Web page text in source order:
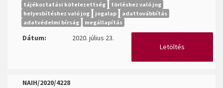
tájékoztatási kötelezettség
törléshez való jog
helyesbítéshez való jog
jogalap
adattovábbítás
adatvédelmi bírság
megállapítás
Dátum:
2020. július 23.
Letöltés
NAIH/2020/4228